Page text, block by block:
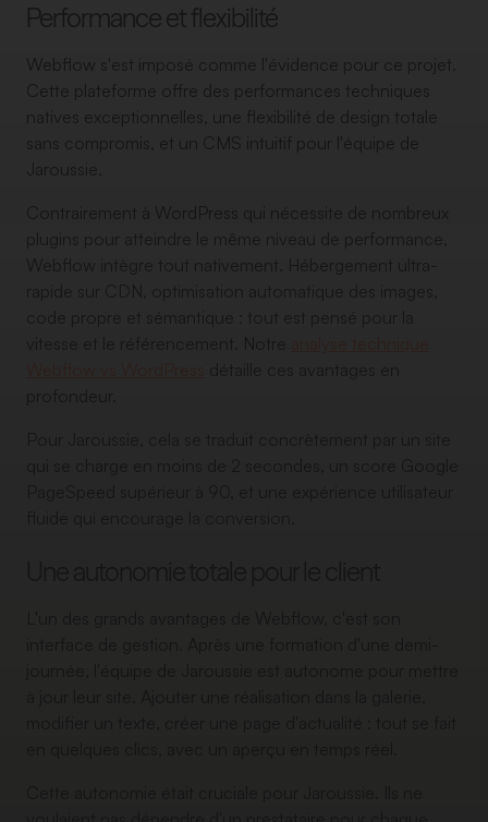
Performance et flexibilité
Webflow s'est imposé comme l'évidence pour ce projet.
Cette plateforme offre des performances techniques
natives exceptionnelles, une flexibilité de design totale